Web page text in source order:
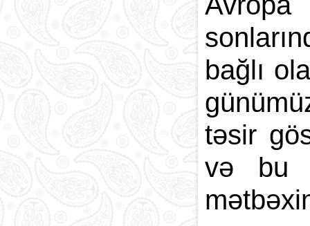
bağlı
təsir
və bu